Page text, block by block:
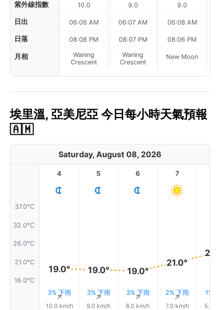
紫外線指數
日出
日落
月相
10.0
06:06 AM
08:08 PM
Waning
Crescent
9.0
06:07 AM
08:07 PM
Waning
Crescent
9.0
06:08 AM
08:06 PM
New Moon
埃里溫, 亞美尼亞 今日每小時天氣預報
🇦🇲
Saturday, August 08, 2026
37.0°C
32.0°C
26.0°C
21.0°C
16.0°C
4
19.0°
3% 下雨
↑
10.0 km/h
5
19.0°
3% 下雨
↑
9.0 km/h
6
19.0°
3% 下雨
↑
8.0 km/h
7
21.0°
2% 下雨
↑
7.0 km/h
1%
5.0